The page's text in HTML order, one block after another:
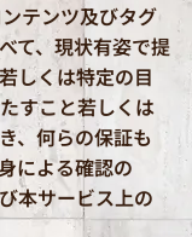
テンツ及びタグ
て、現状有姿で提
しくは特定の目
すこと若しくは
、何らの保証も
による確認の
本サービス上の